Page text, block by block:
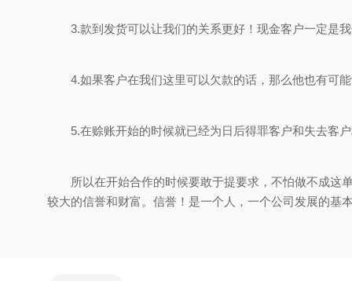
3.款到发货可以让我们的关系更好！现金客户一定是我
4.如果客户在我们这里可以欠款的话，那么他也有可能
5.在赊账开始的时候就已经为日后得罪客户和失去客户
所以在开始合作的时候要敢于提要求，不怕做不成这单
较大的信誉和财富。信誉！是一个人，一个公司发展的基